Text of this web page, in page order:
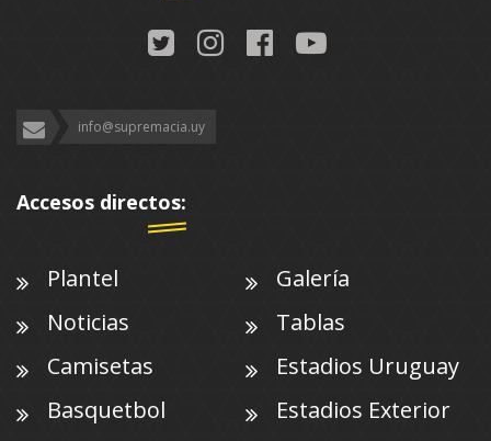
info@supremacia.uy
Accesos directos:
Plantel
Galería
Noticias
Tablas
Camisetas
Estadios Uruguay
Basquetbol
Estadios Exterior